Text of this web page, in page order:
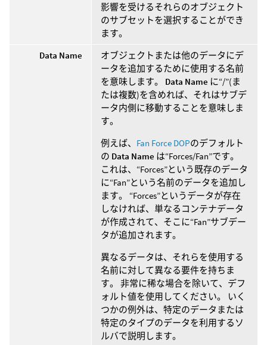
影響を受けるそれらのオブジェクト
のサブセットを選択することができ
ます。
Data Name
オブジェクトまたは他のデータにデ
ータを追加するために使用する名前
を意味します。 Data Name に“/”(ま
たは複数)を含めれば、それはサブデ
ータ内側に移動することを意味しま
す。
例えば、 Fan Force DOPのデフォルト
の Data Name は“Forces/Fan”です。
これは、“Forces”という既存のデータ
に“Fan”という名前のデータを追加し
ます。 “Forces”というデータが存在
しなければ、単なるコンテナデータ
が作成されて、そこに“Fan”サブデー
タが追加されます。
異なるデータは、それらを使用する
名前に対して異なる要件を持ちま
す。 非常に稀な場合を除いて、デフ
ォルト値を使用してください。 いく
つかの例外は、特定のデータまたは
特定のタイプのデータを利用するソ
ルバで説明します。